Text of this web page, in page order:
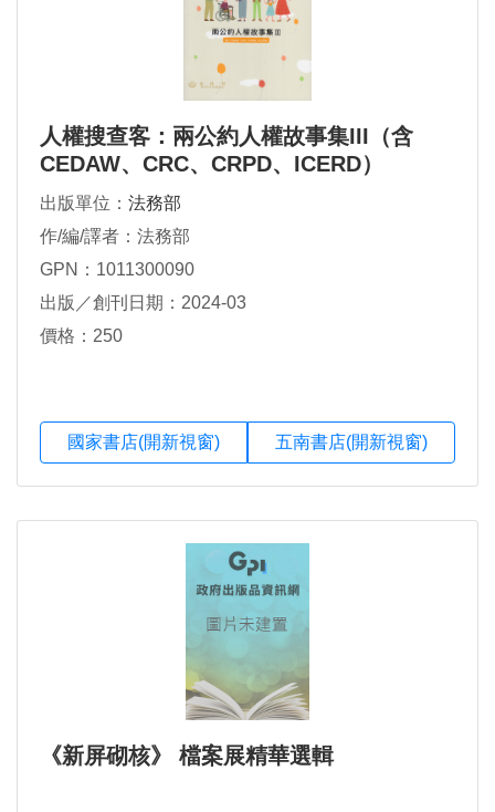
人權搜查客：兩公約人權故事集III（含
CEDAW、CRC、CRPD、ICERD）
出版單位： 法務部
作/編/譯者：法務部
GPN：1011300090
出版／創刊日期：2024-03
價格：250
國家書店(開新視窗) 五南書店(開新視窗)
《新屏砌核》 檔案展精華選輯